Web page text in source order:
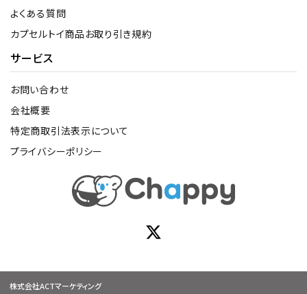
よくある質問
カプセルトイ商品お取り引き規約
サービス
お問い合わせ
会社概要
特定商取引法表示について
プライバシーポリシー
株式会社ACTマーケティング